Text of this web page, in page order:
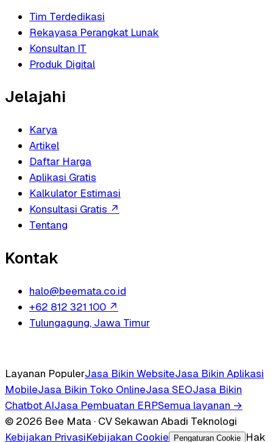
Tim Terdedikasi
Rekayasa Perangkat Lunak
Konsultan IT
Produk Digital
Jelajahi
Karya
Artikel
Daftar Harga
Aplikasi Gratis
Kalkulator Estimasi
Konsultasi Gratis ↗
Tentang
Kontak
halo@beemata.co.id
+62 812 321 100 ↗
Tulungagung, Jawa Timur
Layanan PopulerJasa Bikin WebsiteJasa Bikin Aplikasi
MobileJasa Bikin Toko OnlineJasa SEOJasa Bikin
Chatbot AIJasa Pembuatan ERPSemua layanan →
© 2026 Bee Mata · CV Sekawan Abadi Teknologi
Kebijakan PrivasiKebijakan Cookie Pengaturan Cookie
Hak